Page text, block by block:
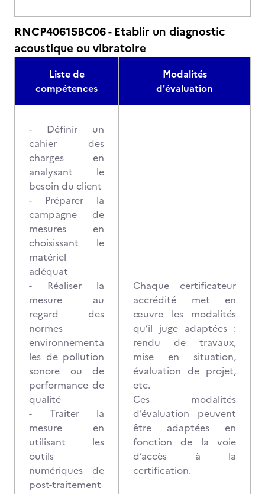
RNCP40615BC06 - Etablir un diagnostic
acoustique ou vibratoire
Liste de
compétences
Modalités
d'évaluation
- Définir un
cahier des
charges en
analysant le
besoin du client
- Préparer la
campagne de
mesures en
choisissant le
matériel
adéquat
- Réaliser la
mesure au
regard des
normes
environnementa
les de pollution
sonore ou de
performance de
qualité
- Traiter la
mesure en
utilisant les
outils
numériques de
post-traitement
Chaque certificateur
accrédité met en
œuvre les modalités
qu’il juge adaptées :
rendu de travaux,
mise en situation,
évaluation de projet,
etc.
Ces modalités
d’évaluation peuvent
être adaptées en
fonction de la voie
d’accès à la
certification.